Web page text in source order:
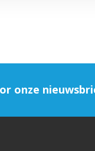
onze